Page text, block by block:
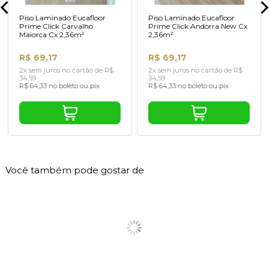
Piso Laminado Eucafloor
Prime Click Carvalho
Maiorca Cx 2,36m²
R$ 69,17
2x sem juros no cartão de R$
34,59
R$ 64,33 no boleto ou pix
Piso Laminado Eucafloor
Prime Click Andorra New Cx
2,36m²
R$ 69,17
2x sem juros no cartão de R$
34,59
R$ 64,33 no boleto ou pix
Você também pode gostar de